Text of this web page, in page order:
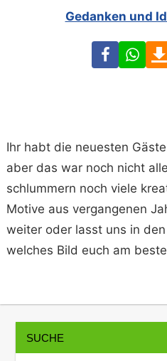
Gedanken und
Facebook
Ihr habt die neuesten
aber das war noch nicht
schlummern noch viele
Motive aus vergangenen
weiter oder lasst uns in
welches Bild euch am
SUCHE